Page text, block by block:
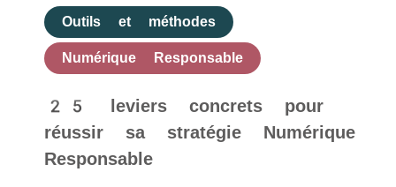
Outils et méthodes
Numérique Responsable
25 leviers concrets pour
réussir sa stratégie Numérique
Responsable